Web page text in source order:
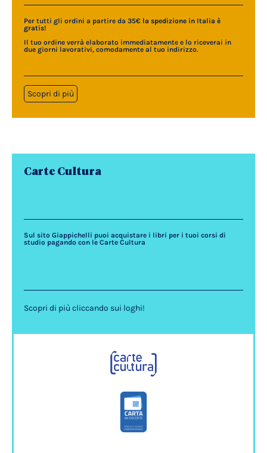
Per tutti gli ordini a partire da 35€ la spedizione in Italia è
gratis!
Il tuo ordine verrà elaborato immediatamente e lo riceverai in
due giorni lavorativi, comodamente al tuo indirizzo.
Scopri di più
Carte Cultura
Sul sito Giappichelli puoi acquistare i libri per i tuoi corsi di
studio pagando con le Carte Cultura
Scopri di più cliccando sui loghi!